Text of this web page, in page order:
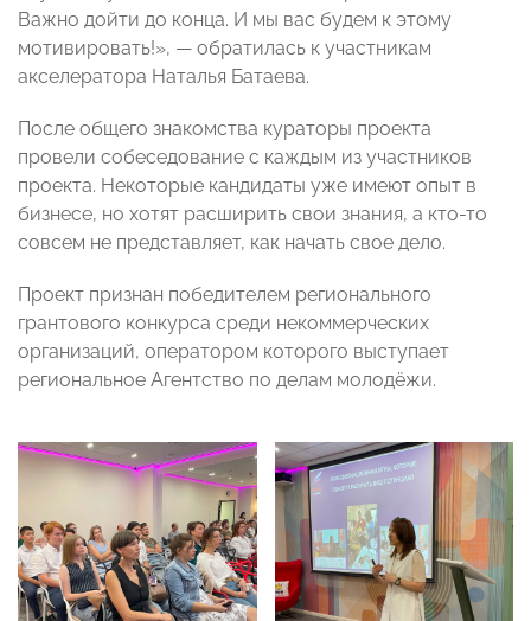
Важно дойти до конца. И мы вас будем к этому
мотивировать!», — обратилась к участникам
акселератора Наталья Батаева.
После общего знакомства кураторы проекта
провели собеседование с каждым из участников
проекта. Некоторые кандидаты уже имеют опыт в
бизнесе, но хотят расширить свои знания, а кто-то
совсем не представляет, как начать свое дело.
Проект признан победителем регионального
грантового конкурса среди некоммерческих
организаций, оператором которого выступает
региональное Агентство по делам молодёжи.